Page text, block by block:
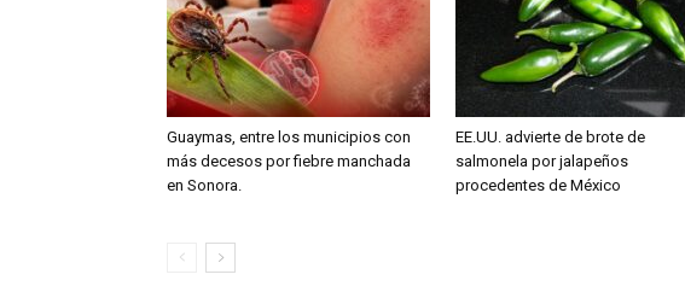
Guaymas, entre los municipios con
más decesos por fiebre manchada
en Sonora.
EE.UU. advierte de brote de
salmonela por jalapeños
procedentes de México